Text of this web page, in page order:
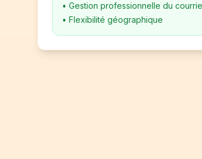
• Gestion professionnelle du
• Flexibilité géographique